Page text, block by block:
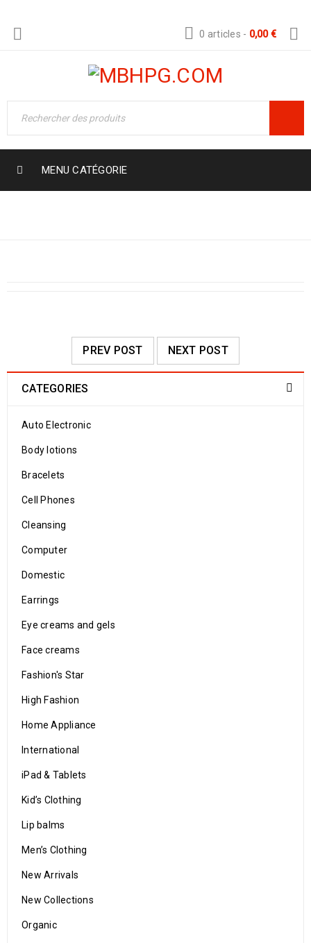
0 articles - 0,00€
MENU CATÉGORIE
PREV POST NEXT POST
CATEGORIES
Auto Electronic
Body lotions
Bracelets
Cell Phones
Cleansing
Computer
Domestic
Earrings
Eye creams and gels
Face creams
Fashion's Star
High Fashion
Home Appliance
International
iPad & Tablets
Kid’s Clothing
Lip balms
Men’s Clothing
New Arrivals
New Collections
Organic